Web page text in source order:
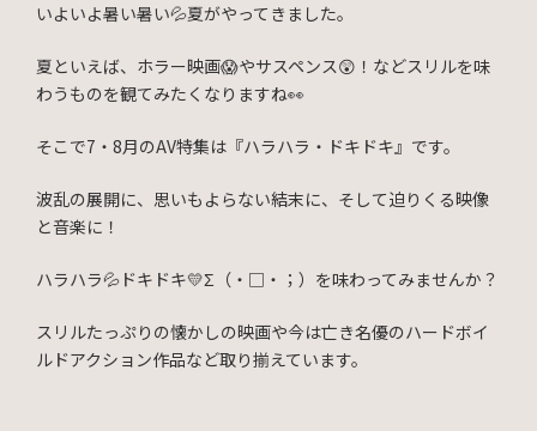
いよいよ暑い暑い💦夏がやってきました。
夏といえば、ホラー映画😱やサスペンス😲！などスリルを味
わうものを観てみたくなりますね👀
そこで7・8月のAV特集は『ハラハラ・ドキドキ』です。
波乱の展開に、思いもよらない結末に、そして迫りくる映像
と音楽に！
ハラハラ💦ドキドキ💛Σ（・□・；）を味わってみませんか？
スリルたっぷりの懐かしの映画や今は亡き名優のハードボイ
ルドアクション作品など取り揃えています。